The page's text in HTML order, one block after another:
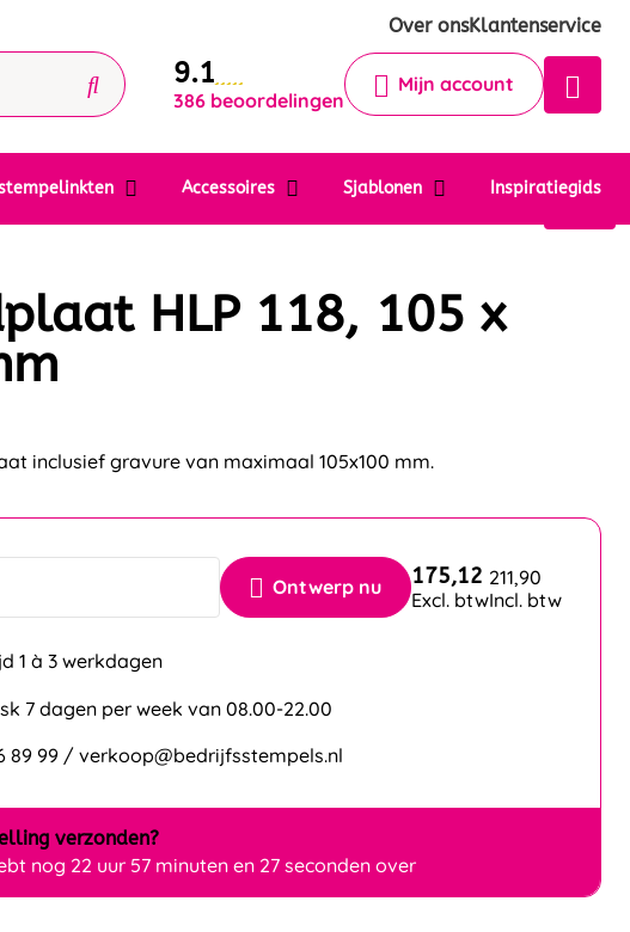
Over onsKlantenservice
9.1
386 beoordelingen
Mijn account
Accessoires Sjablonen Inspiratiegids
Krijg een antwoord op uw vraag
Chat 24/7 met onze chatbot voor
Contact
HLP 118, 105 x
inclusief gravure van maximaal 105x100 mm.
Ontwerp nu 175,12
Excl. btw
211,90
Incl. btw
1 à 3 werkdagen
7 dagen per week van 08.00-22.00
89 99 / verkoop@bedrijfsstempels.nl
verzonden?
nog 22 uur 57 minuten en 27 seconden over